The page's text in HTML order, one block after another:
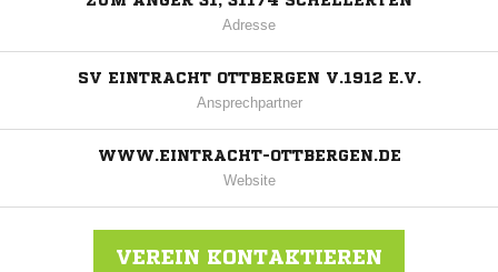
Adresse
SV EINTRACHT OTTBERGEN V.1912 E.V.
Ansprechpartner
WWW.EINTRACHT-OTTBERGEN.DE
Website
VEREIN KONTAKTIEREN